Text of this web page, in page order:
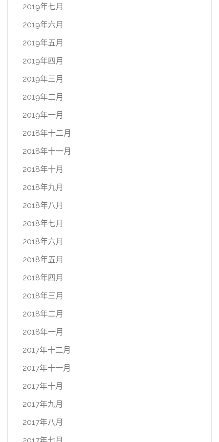
2019年七月
2019年六月
2019年五月
2019年四月
2019年三月
2019年二月
2019年一月
2018年十二月
2018年十一月
2018年十月
2018年九月
2018年八月
2018年七月
2018年六月
2018年五月
2018年四月
2018年三月
2018年二月
2018年一月
2017年十二月
2017年十一月
2017年十月
2017年九月
2017年八月